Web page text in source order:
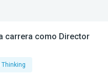
carrera como Director
Thinking